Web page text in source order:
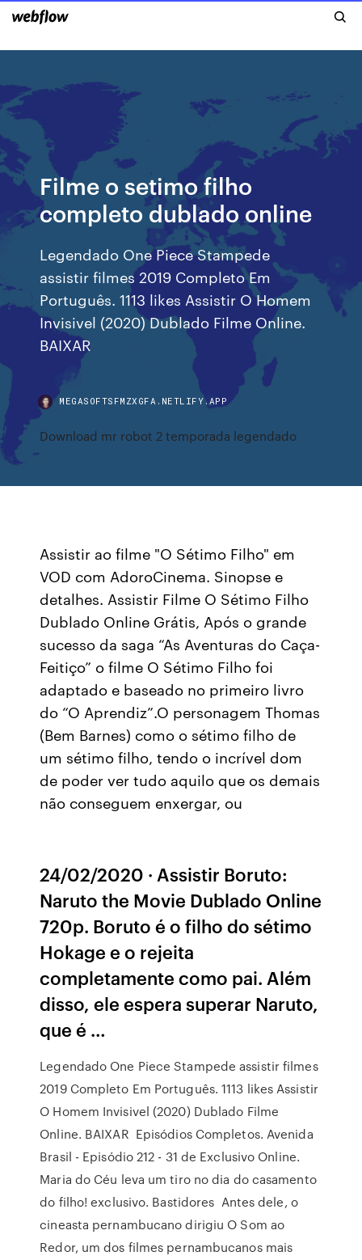
Filme o setimo filho
completo dublado online
Legendado One Piece Stampede
assistir filmes 2019 Completo Em
Português. 1113 likes Assistir O Homem
Invisivel (2020) Dublado Filme Online.
BAIXAR
MEGASOFTSFMZXGFA.NETLIFY.APP
Download mr robot 2 temporada legendado
Assistir ao filme "O Sétimo Filho" em
VOD com AdoroCinema. Sinopse e
detalhes. Assistir Filme O Sétimo Filho
Dublado Online Grátis, Após o grande
sucesso da saga “As Aventuras do Caça-
Feitiço” o filme O Sétimo Filho foi
adaptado e baseado no primeiro livro
do “O Aprendiz”.O personagem Thomas
(Bem Barnes) como o sétimo filho de
um sétimo filho, tendo o incrível dom
de poder ver tudo aquilo que os demais
não conseguem enxergar, ou
24/02/2020 · Assistir Boruto:
Naruto the Movie Dublado Online
720p. Boruto é o filho do sétimo
Hokage e o rejeita
completamente como pai. Além
disso, ele espera superar Naruto,
que é …
Legendado One Piece Stampede assistir filmes
2019 Completo Em Português. 1113 likes Assistir
O Homem Invisivel (2020) Dublado Filme
Online. BAIXAR Episódios Completos. Avenida
Brasil - Episódio 212 - 31 de Exclusivo Online.
Maria do Céu leva um tiro no dia do casamento
do filho! exclusivo. Bastidores Antes dele, o
cineasta pernambucano dirigiu O Som ao
Redor, um dos filmes pernambucanos mais